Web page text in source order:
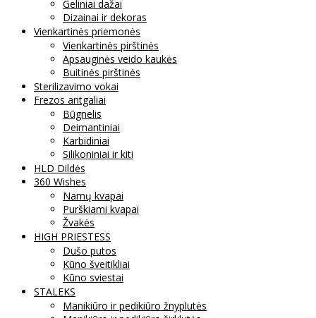
Geliniai dažai
Dizainai ir dekoras
Vienkartinės priemonės
Vienkartinės pirštinės
Apsauginės veido kaukės
Buitinės pirštinės
Sterilizavimo vokai
Frezos antgaliai
Būgnelis
Deimantiniai
Karbidiniai
Silikoniniai ir kiti
HLD Dildės
360 Wishes
Namų kvapai
Purškiami kvapai
Žvakės
HIGH PRIESTESS
Dušo putos
Kūno šveitikliai
Kūno sviestai
STALEKS
Manikiūro ir pedikiūro žnyplutės